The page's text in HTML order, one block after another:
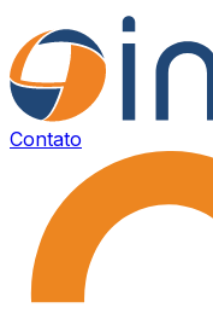
Contato